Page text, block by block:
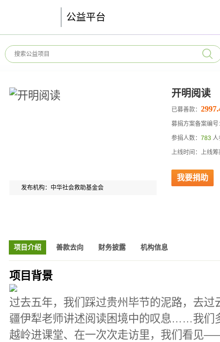
公益平台
开明阅读
发布机构：中华社会救助基金会
已募善款：
募捐方案备案编
参捐人数： 783 人
上线时间：上线
我要捐助
项目介绍 善款去向 财务披露 机构信息
项目背景
过去五年，我们踩过贵州毕节的泥路，去
疆伊犁老师讲述阅读困境中的叹息……我们
越岭进课堂、在一次次走访里，我们看见